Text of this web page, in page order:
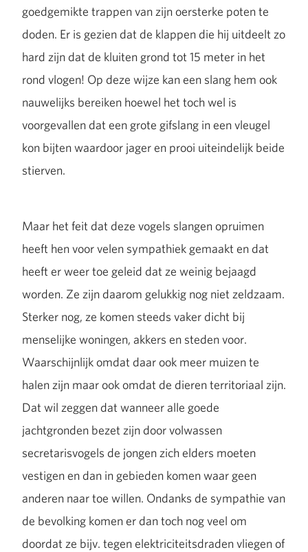
goedgemikte trappen van zijn oersterke poten te
doden. Er is gezien dat de klappen die hij uitdeelt zo
hard zijn dat de kluiten grond tot 15 meter in het
rond vlogen! Op deze wijze kan een slang hem ook
nauwelijks bereiken hoewel het toch wel is
voorgevallen dat een grote gifslang in een vleugel
kon bijten waardoor jager en prooi uiteindelijk beide
stierven.
Maar het feit dat deze vogels slangen opruimen
heeft hen voor velen sympathiek gemaakt en dat
heeft er weer toe geleid dat ze weinig bejaagd
worden. Ze zijn daarom gelukkig nog niet zeldzaam.
Sterker nog, ze komen steeds vaker dicht bij
menselijke woningen, akkers en steden voor.
Waarschijnlijk omdat daar ook meer muizen te
halen zijn maar ook omdat de dieren territoriaal zijn.
Dat wil zeggen dat wanneer alle goede
jachtgronden bezet zijn door volwassen
secretarisvogels de jongen zich elders moeten
vestigen en dan in gebieden komen waar geen
anderen naar toe willen. Ondanks de sympathie van
de bevolking komen er dan toch nog veel om
doordat ze bijv. tegen elektriciteitsdraden vliegen of